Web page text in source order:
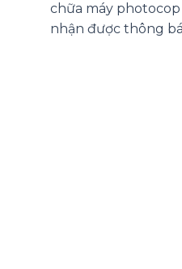
chữa máy
nhận được thông